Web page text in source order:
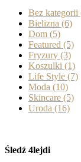
Bez kategorii
Bielizna (6)
Dom (5)
Featured (5)
Fryzury (3)
Koszulki (1)
Life Style (7)
Moda (10)
Skincare (5)
Uroda (16)
Śledź 4lejdi